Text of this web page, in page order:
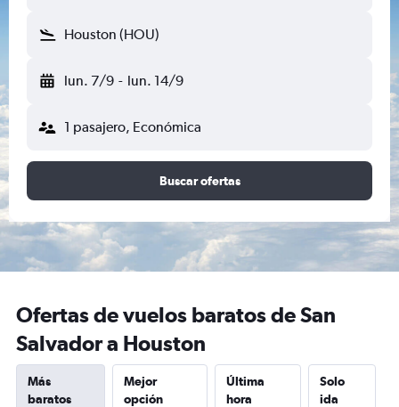
Houston (HOU)
lun. 7/9 - lun. 14/9
1 pasajero, Económica
Buscar ofertas
Ofertas de vuelos baratos de San
Salvador a Houston
Más
baratos
Mejor
opción
Última
hora
Solo
ida